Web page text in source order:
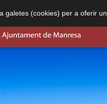
galetes (cookies) per a oferir